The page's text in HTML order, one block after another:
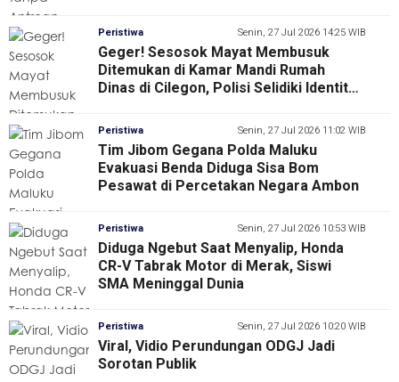
Peristiwa Senin, 27 Jul 2026 14:25 WIB
Geger! Sesosok Mayat Membusuk
Ditemukan di Kamar Mandi Rumah
Dinas di Cilegon, Polisi Selidiki Identitas
Peristiwa Senin, 27 Jul 2026 11:02 WIB
Tim Jibom Gegana Polda Maluku
Evakuasi Benda Diduga Sisa Bom
Pesawat di Percetakan Negara Ambon
Peristiwa Senin, 27 Jul 2026 10:53 WIB
Diduga Ngebut Saat Menyalip, Honda
CR-V Tabrak Motor di Merak, Siswi
SMA Meninggal Dunia
Peristiwa Senin, 27 Jul 2026 10:20 WIB
Viral, Vidio Perundungan ODGJ Jadi
Sorotan Publik